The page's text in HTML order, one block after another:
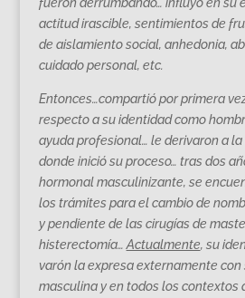
actitud irascible, sentimientos de
de aislamiento social, anhedonia,
cuidado personal, etc.
Entonces…compartió por primera
respecto a su identidad como
ayuda profesional… le derivaron a la
donde inició su proceso… tras dos
hormonal masculinizante, se
los trámites para el cambio de
y pendiente de las cirugías de
histerectomía… Actualmente, su
varón la expresa externamente con
masculina y en todos los contextos